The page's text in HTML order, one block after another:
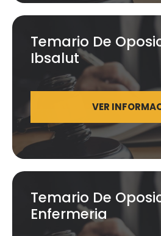
Temario De
Ibsalut
VER
Temario De
Enfermeria